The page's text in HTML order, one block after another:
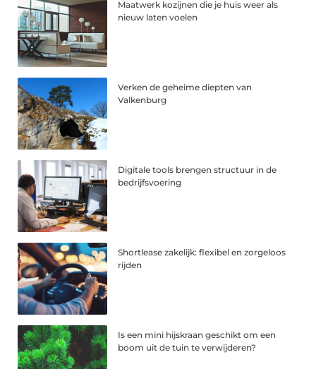
Maatwerk kozijnen die je huis weer als
nieuw laten voelen
Verken de geheime diepten van
Valkenburg
Digitale tools brengen structuur in de
bedrijfsvoering
Shortlease zakelijk: flexibel en zorgeloos
rijden
Is een mini hijskraan geschikt om een
boom uit de tuin te verwijderen?